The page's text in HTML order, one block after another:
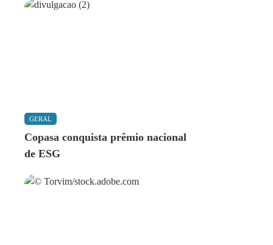
GERAL
Copasa conquista prêmio nacional
de ESG